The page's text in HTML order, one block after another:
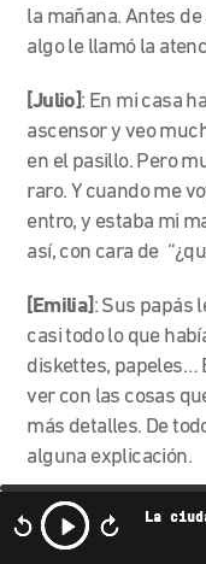
La
la mañana. Antes
algo le llamó la
[Julio]: En mi casa
ascensor y veo
en el pasillo. Pero
raro. Y cuando me
entro, y estaba mi
así, con cara de
[Emilia] : Sus papás
casi todo lo que
diskettes, papeles…
ver con las cosas
más detalles. De
alguna explicación.
[Julio]: Y
algo malo?, bueno,